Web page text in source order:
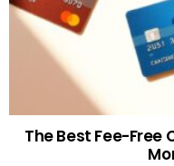
The Best Fee-Free